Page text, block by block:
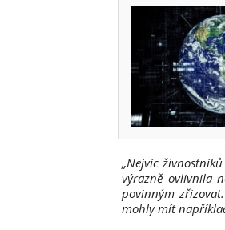
„Nejvíc
výrazně ovlivnila
povinným
mohly mít